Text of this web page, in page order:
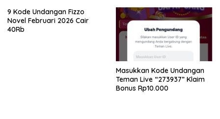
9 Kode Undangan Fizzo
Novel Februari 2026 Cair
40Rb
Masukkan Kode Undangan
Teman Live “273937” Klaim
Bonus Rp10.000